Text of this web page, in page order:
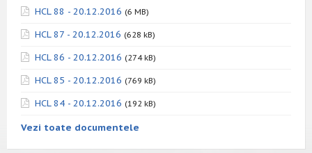
HCL 88 - 20.12.2016 (6 MB)
HCL 87 - 20.12.2016 (628 kB)
HCL 86 - 20.12.2016 (274 kB)
HCL 85 - 20.12.2016 (769 kB)
HCL 84 - 20.12.2016 (192 kB)
Vezi toate documentele